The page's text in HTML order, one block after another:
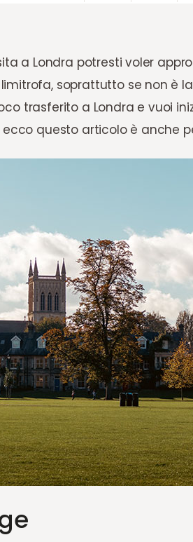
a Londra potresti voler
soprattutto se non è
trasferito a Londra e vuoi
questo articolo è anche